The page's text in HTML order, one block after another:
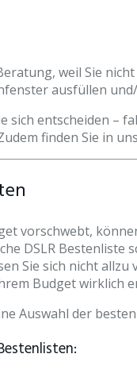
weil Sie
ausfüllen
sich entscheiden –
finden Sie in
vorschwebt,
DSLR Bestenliste
Sie sich nicht
Budget wirklich
Auswahl der